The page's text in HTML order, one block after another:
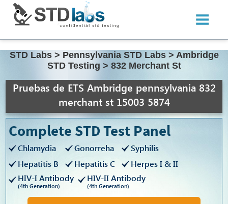
STD Labs > Pennsylvania STD Labs > Ambridge
STD Testing > 832 Merchant St
Pruebas de ETS Ambridge pennsylvania 832
merchant st 15003 5874
Complete STD Test Panel
Chlamydia Gonorreha
Syphilis
Hepatitis B
Hepatitis C
Herpes I & II
HIV-I Antibody
(4th Generation)
HIV-II Antibody
(4th Generation)